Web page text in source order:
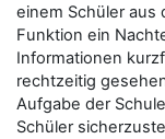
einem Schüler aus
Funktion ein
Informationen
rechtzeitig
Aufgabe der
Schüler